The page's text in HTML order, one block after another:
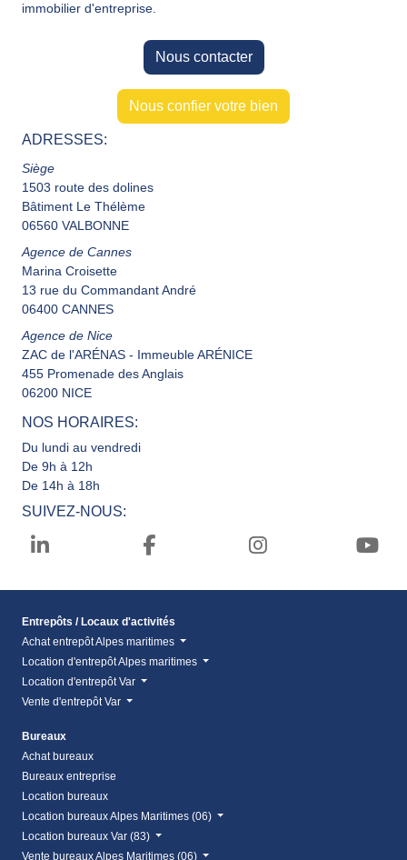
immobilier d'entreprise.
Nous contacter
Nous confier votre bien
ADRESSES:
Siège
1503 route des dolines
Bâtiment Le Thélème
06560 VALBONNE
Agence de Cannes
Marina Croisette
13 rue du Commandant André
06400 CANNES
Agence de Nice
ZAC de l'ARÉNAS - Immeuble ARÉNICE
455 Promenade des Anglais
06200 NICE
NOS HORAIRES:
Du lundi au vendredi
De 9h à 12h
De 14h à 18h
SUIVEZ-NOUS:
Entrepôts / Locaux d'activités
Achat entrepôt Alpes maritimes
Location d'entrepôt Alpes maritimes
Location d'entrepôt Var
Vente d'entrepôt Var
Bureaux
Achat bureaux
Bureaux entreprise
Location bureaux
Location bureaux Alpes Maritimes (06)
Location bureaux Var (83)
Vente bureaux Alpes Maritimes (06)